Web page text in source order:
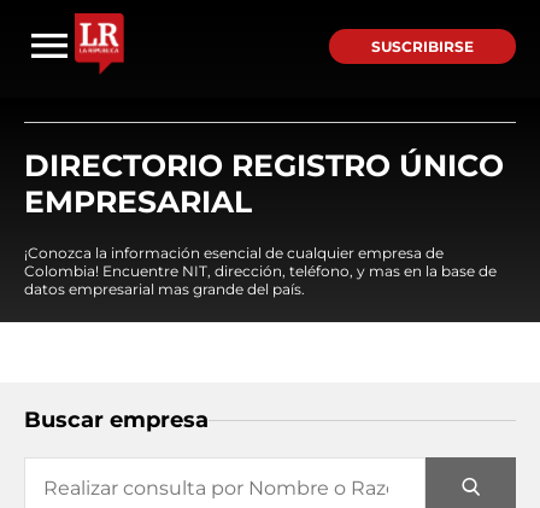
SUSCRIBIRSE
DIRECTORIO REGISTRO ÚNICO
EMPRESARIAL
¡Conozca la información esencial de cualquier empresa de
Colombia! Encuentre NIT, dirección, teléfono, y mas en la base de
datos empresarial mas grande del país.
Buscar empresa